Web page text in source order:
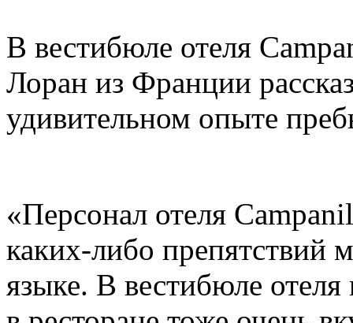
В вестибюле отеля
Лоран из Франции
удивительном опыте
«Персонал отеля
каких-либо препятствий
языке. В вестибюле